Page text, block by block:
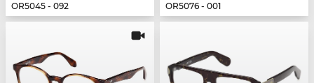
OR5045 - 092
OR5076 - 001